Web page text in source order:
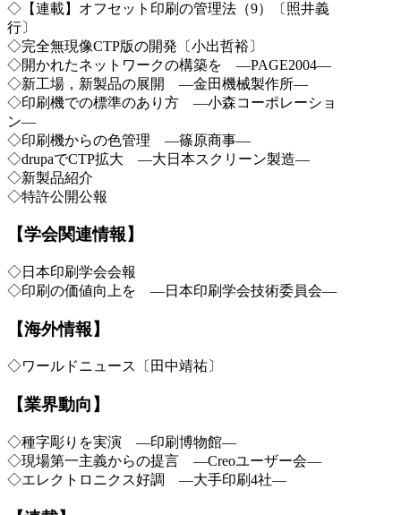
◇【連載】オフセット印刷の管理法（9）〔照井義
行〕
◇完全無現像CTP版の開発〔小出哲裕〕
◇開かれたネットワークの構築を ―PAGE2004―
◇新工場，新製品の展開 ―金田機械製作所―
◇印刷機での標準のあり方 ―小森コーポレーショ
ン―
◇印刷機からの色管理 ―篠原商事―
◇drupaでCTP拡大 ―大日本スクリーン製造―
◇新製品紹介
◇特許公開公報
【学会関連情報】
◇日本印刷学会会報
◇印刷の価値向上を ―日本印刷学会技術委員会―
【海外情報】
◇ワールドニュース〔田中靖祐〕
【業界動向】
◇種字彫りを実演 ―印刷博物館―
◇現場第一主義からの提言 ―Creoユーザー会―
◇エレクトロニクス好調 ―大手印刷4社―